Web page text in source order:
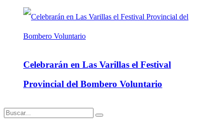
Celebrarán en Las Varillas el Festival
Provincial del Bombero Voluntario